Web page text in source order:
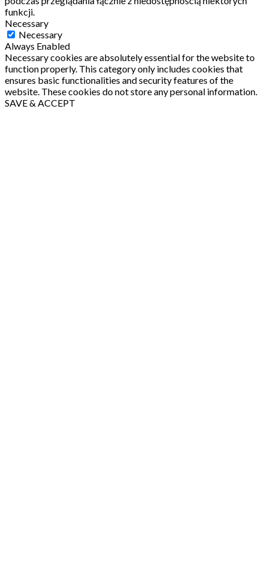
funkcji.
Necessary
Necessary
Always Enabled
Necessary cookies are absolutely essential for the website to
function properly. This category only includes cookies that
ensures basic functionalities and security features of the
website. These cookies do not store any personal information.
SAVE & ACCEPT